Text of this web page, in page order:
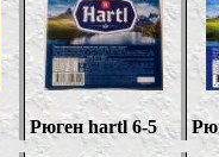
Рюгенhartl6-5